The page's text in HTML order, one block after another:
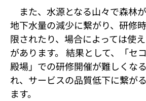
また、水源となる山々で森林
地下水量の減少に繋がり、研修
限されたり、場合によっては使
があります。 結果として、「セ
殿場」での研修開催が難しくな
れ、サービスの品質低下に繋が
ます。